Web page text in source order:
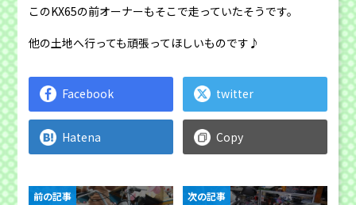
このKX65の前オーナーもそこで走っていたそうです。
他の土地へ行っても頑張ってほしいものです♪
Facebook twitter
Hatena Copy
前の記事 次の記事